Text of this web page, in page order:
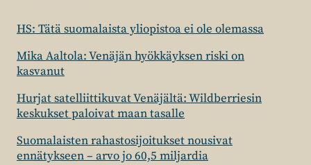
HS: Tätä suomalaista yliopistoa ei ole olemassa
Mika Aaltola: Venäjän hyökkäyksen riski on
kasvanut
Hurjat satelliittikuvat Venäjältä: Wildberriesin
keskukset paloivat maan tasalle
Suomalaisten rahastosijoitukset nousivat
ennätykseen – arvo jo 60,5 miljardia